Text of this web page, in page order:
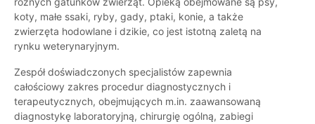
koty, małe ssaki, ryby, gady, ptaki, konie, a także
zwierzęta hodowlane i dzikie, co jest istotną zaletą na
rynku weterynaryjnym.
Zespół doświadczonych specjalistów zapewnia
całościowy zakres procedur diagnostycznych i
terapeutycznych, obejmujących m.in. zaawansowaną
diagnostykę laboratoryjną, chirurgię ogólną, zabiegi